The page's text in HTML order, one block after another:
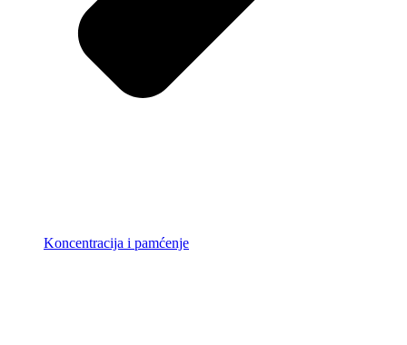
Koncentracija i pamćenje